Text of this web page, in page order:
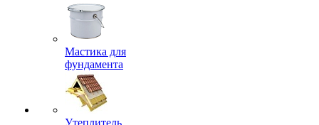
Мастика для
фундамента
Утеплитель